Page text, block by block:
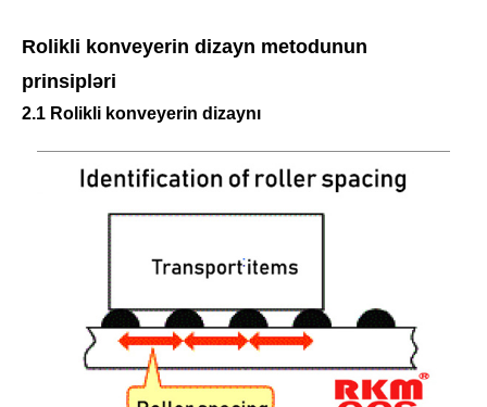
Rolikli konveyerin dizayn metodunun
prinsipləri
2.1 Rolikli konveyerin dizaynı